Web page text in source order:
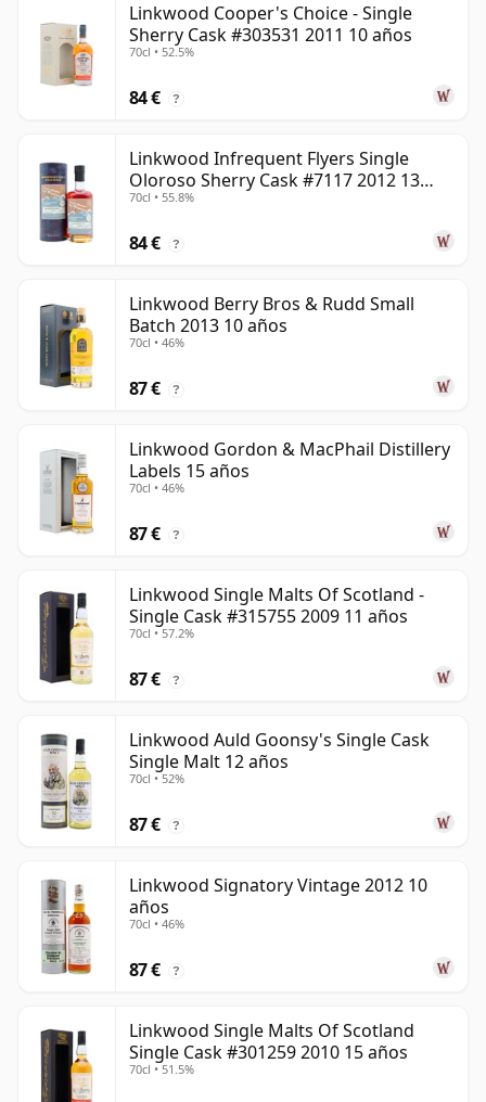
Linkwood Cooper's Choice - Single
Sherry Cask #303531 2011 10 años
70cl • 52.5%
84 € ?
Linkwood Infrequent Flyers Single
Oloroso Sherry Cask #7117 2012 13
años
70cl • 55.8%
84 € ?
Linkwood Berry Bros & Rudd Small
Batch 2013 10 años
70cl • 46%
87 € ?
Linkwood Gordon & MacPhail Distillery
Labels 15 años
70cl • 46%
87 € ?
Linkwood Single Malts Of Scotland -
Single Cask #315755 2009 11 años
70cl • 57.2%
87 € ?
Linkwood Auld Goonsy's Single Cask
Single Malt 12 años
70cl • 52%
87 € ?
Linkwood Signatory Vintage 2012 10
años
70cl • 46%
87 € ?
Linkwood Single Malts Of Scotland
Single Cask #301259 2010 15 años
70cl • 51.5%